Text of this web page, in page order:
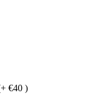
€40 )